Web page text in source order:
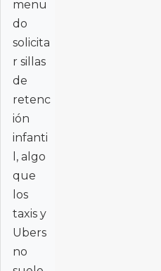
menu
do
solicita
r sillas
de
retenc
ión
infanti
l, algo
que
los
taxis y
Ubers
no